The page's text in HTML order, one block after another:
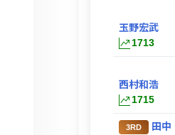
玉野宏武
1713
西村和浩
1715
3RD
田中